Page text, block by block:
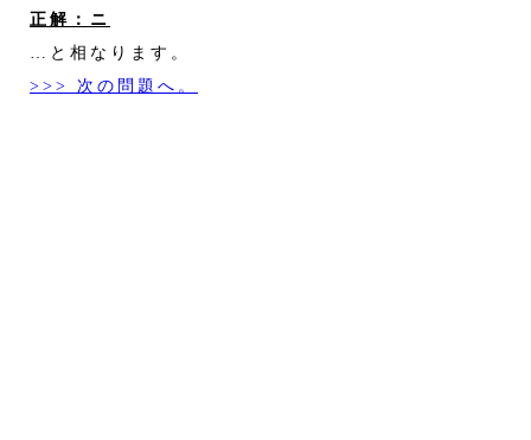
正解：ニ
…と相なります。
>>> 次の問題へ。